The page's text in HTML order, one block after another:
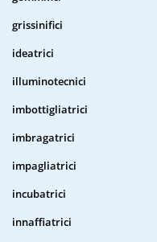
grissinifici
ideatrici
illuminotecnici
imbottigliatrici
imbragatrici
impagliatrici
incubatrici
innaffiatrici